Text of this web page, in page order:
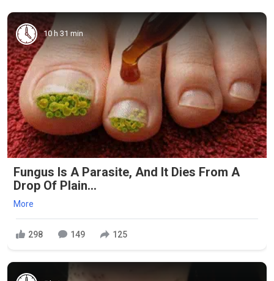
10 h 31 min
Fungus Is A Parasite, And It Dies From A
Drop Of Plain...
More
298 149 125